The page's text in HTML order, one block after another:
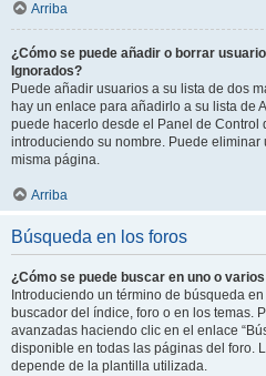
Arriba
¿Cómo se puede añadir o borrar
Ignorados?
Puede añadir usuarios a su lista de dos
hay un enlace para añadirlo a su lista de
puede hacerlo desde el Panel de Control
introduciendo su nombre. Puede
misma página.
Arriba
Búsqueda en los foros
¿Cómo se puede buscar en uno o
Introduciendo un término de búsqueda
buscador del índice, foro o en los temas.
avanzadas haciendo clic en el enlace
disponible en todas las páginas del foro.
depende de la plantilla utilizada.